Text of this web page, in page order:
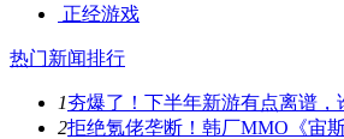
正经游戏
热门新闻排行
1夯爆了！下半年新游有点离谱，
2拒绝氪佬垄断！韩厂MMO《宙